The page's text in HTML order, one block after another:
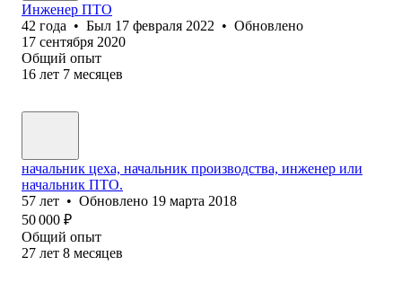
Инженер ПТО
42 года • Был 17 февраля 2022 • Обновлено
17 сентября 2020
Общий опыт
16 лет 7 месяцев
начальник цеха, начальник производства, инженер или
начальник ПТО.
57 лет • Обновлено 19 марта 2018
50 000 ₽
Общий опыт
27 лет 8 месяцев